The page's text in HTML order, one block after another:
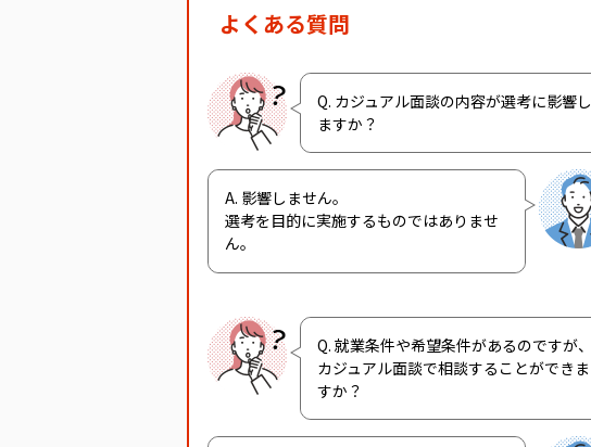
よくある質問
Q. カジュアル面談の内容が選考に影響し
ますか？
A. 影響しません。
選考を目的に実施するものではありませ
ん。
Q. 就業条件や希望条件があるのですが、
カジュアル面談で相談することができま
すか？